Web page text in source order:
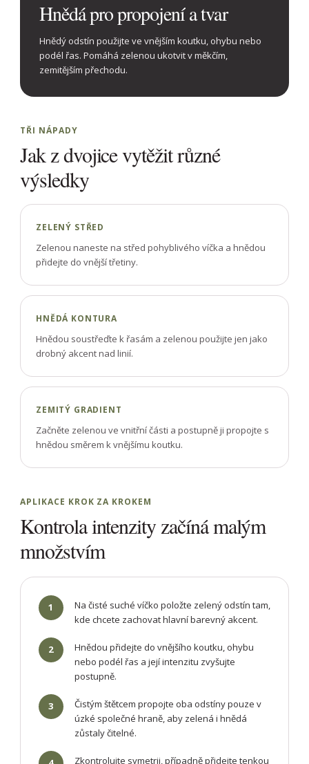
Hnědá pro propojení a tvar
Hnědý odstín použijte ve vnějším koutku, ohybu nebo
podél řas. Pomáhá zelenou ukotvit v měkčím,
zemitějším přechodu.
TŘI NÁPADY
Jak z dvojice vytěžit různé
výsledky
ZELENÝ STŘED
Zelenou naneste na střed pohyblivého víčka a hnědou
přidejte do vnější třetiny.
HNĚDÁ KONTURA
Hnědou soustřeďte k řasám a zelenou použijte jen jako
drobný akcent nad linií.
ZEMITÝ GRADIENT
Začněte zelenou ve vnitřní části a postupně ji propojte s
hnědou směrem k vnějšímu koutku.
APLIKACE KROK ZA KROKEM
Kontrola intenzity začíná malým
množstvím
1
Na čisté suché víčko položte zelený odstín tam,
kde chcete zachovat hlavní barevný akcent.
2
Hnědou přidejte do vnějšího koutku, ohybu
nebo podél řas a její intenzitu zvyšujte
postupně.
3
Čistým štětcem propojte oba odstíny pouze v
úzké společné hraně, aby zelená i hnědá
zůstaly čitelné.
Zkontrolujte symetrii, případně přidejte tenkou